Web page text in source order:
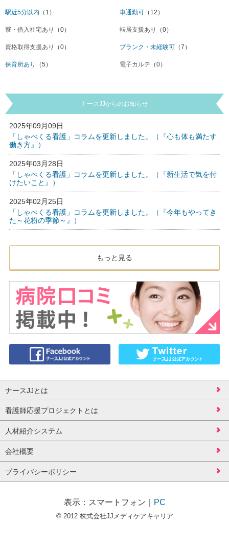
駅近5分以内 （1） 車通勤可 （12）
寮・借入社宅あり （0） 転居支援あり （0）
資格取得支援あり （0） ブランク・未経験可 （7）
保育所あり （5） 電子カルテ （0）
ナースJJからのお知らせ
2025年09月09日
「しゃべくる看護」コラムを更新しました。（『心も体も満たす
働き方』）
2025年03月28日
「しゃべくる看護」コラムを更新しました。（『新生活で気を付
けたいこと』）
2025年02月25日
「しゃべくる看護」コラムを更新しました。（『今年もやってき
た～花粉の季節～』）
もっと見る
ナースJJとは
看護師応援プロジェクトとは
人材紹介システム
会社概要
プライバシーポリシー
表示： スマートフォン PC
© 2012 株式会社JJメディケアキャリア